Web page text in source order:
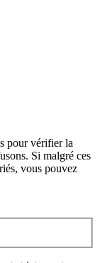
pour vérifier la
Si malgré ces
vous pouvez